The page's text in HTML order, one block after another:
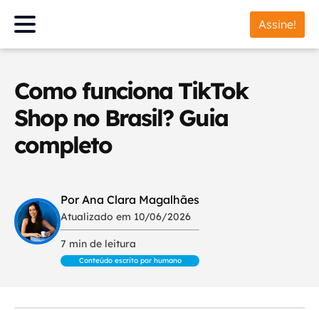
Assine!
Como funciona TikTok
Shop no Brasil? Guia
completo
Por Ana Clara Magalhães
Atualizado em 10/06/2026
7 min de leitura
Conteúdo escrito por humano